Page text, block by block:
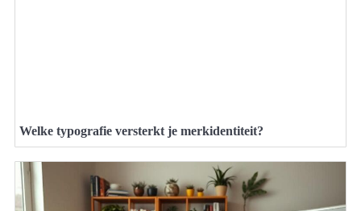
Welke typografie versterkt je merkidentiteit?